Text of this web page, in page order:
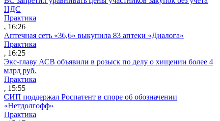
НДС
Практика
, 16:26
Аптечная сеть «36,6» выкупила 83 аптеки «Диалога»
Практика
, 16:25
Экс-главу АСВ объявили в розыск по делу о хищении более 4
млрд руб.
Практика
, 15:55
СИП поддержал Роспатент в споре об обозначении
«Нетдолгофф»
Практика